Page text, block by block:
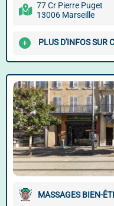
77 Cr Pierre Puget
13006 Marseille
PLUS D'INFOS SUR
MASSAGES BIEN-